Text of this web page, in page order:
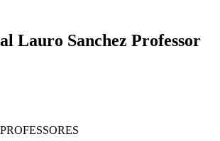
Lauro Sanchez Professor